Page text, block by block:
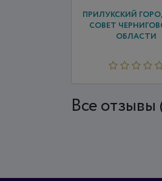
ПРИЛУКСКИЙ
СОВЕТ
ОБЛАСТИ
Все отзывы